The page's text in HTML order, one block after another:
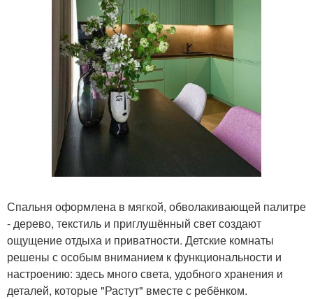
Спальня оформлена в мягкой, обволакивающей палитре
- дерево, текстиль и приглушённый свет создают
ощущение отдыха и приватности. Детские комнаты
решены с особым вниманием к функциональности и
настроению: здесь много света, удобного хранения и
деталей, которые "Растут" вместе с ребёнком.